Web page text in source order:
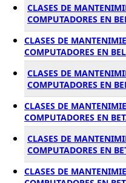
CLASES DE
COMPUTADORES EN
CLASES DE
COMPUTADORES EN
CLASES DE
COMPUTADORES EN
CLASES DE
COMPUTADORES EN
CLASES DE
COMPUTADORES EN
CLASES DE